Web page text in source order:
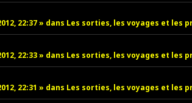
22:37» dans Les sorties, les voyages et les
22:33» dans Les sorties, les voyages et les
22:31 » dans Les sorties, les voyages et les